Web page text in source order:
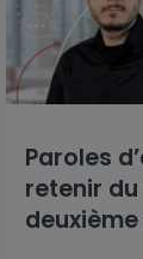
Paroles
retenir